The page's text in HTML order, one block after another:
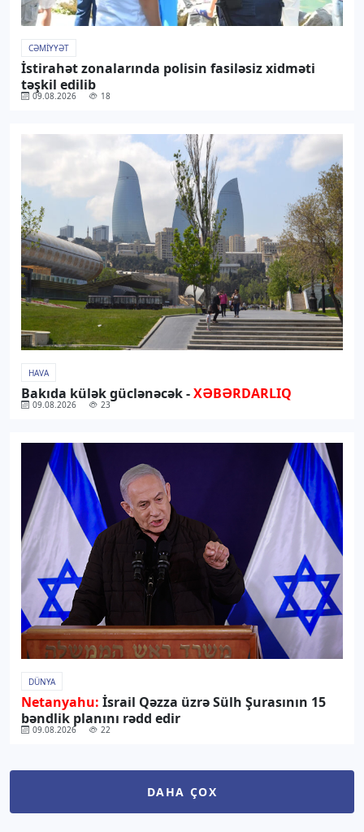
CƏMIYYƏT
İstirahət zonalarında polisin fasiləsiz xidməti
təşkil edilib
09.08.2026 18
HAVA
Bakıda külək güclənəcək -XƏBƏRDARLIQ
09.08.2026 23
DÜNYA
Netanyahu: İsrail Qəzza üzrə Sülh Şurasının 15
bəndlik planını rədd edir
09.08.2026 22
DAHA ÇOX